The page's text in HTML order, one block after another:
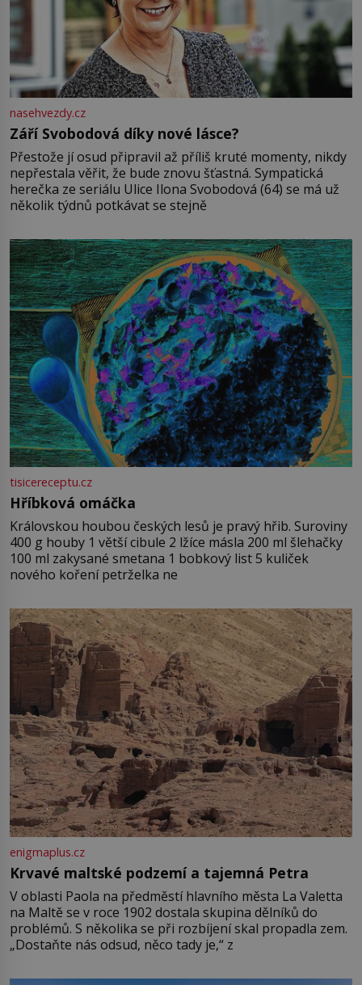
nasehvezdy.cz
Září Svobodová díky nové lásce?
Přestože jí osud připravil až příliš kruté momenty, nikdy
nepřestala věřit, že bude znovu šťastná. Sympatická
herečka ze seriálu Ulice Ilona Svobodová (64) se má už
několik týdnů potkávat se stejně
tisicereceptu.cz
Hříbková omáčka
Královskou houbou českých lesů je pravý hřib. Suroviny
400 g houby 1 větší cibule 2 lžíce másla 200 ml šlehačky
100 ml zakysané smetana 1 bobkový list 5 kuliček
nového koření petrželka ne
enigmaplus.cz
Krvavé maltské podzemí a tajemná Petra
V oblasti Paola na předměstí hlavního města La Valetta
na Maltě se v roce 1902 dostala skupina dělníků do
problémů. S několika se při rozbíjení skal propadla zem.
„Dostaňte nás odsud, něco tady je,“ z